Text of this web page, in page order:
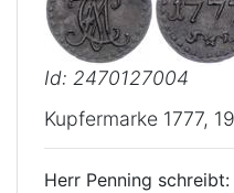
Id: 2470127004
Kupfermarke 1777,
Herr Penning schreibt: